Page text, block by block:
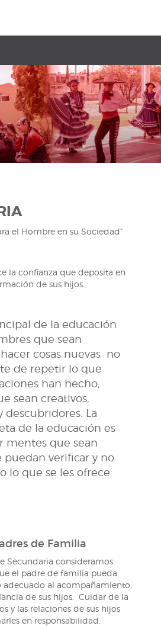
el Hombre en su Sociedad”
la confianza que deposita en
de sus hijos.
de la educación
que sean
cosas nuevas no
de repetir lo que
han hecho;
sean creativos,
descubridores. La
de la educación es
mentes que sean
puedan verificar y no
lo que se les ofrece.
de Familia
Secundaria consideramos
el padre de familia pueda
al acompañamiento,
de sus hijos. Cuidar de la
y las relaciones de sus hijos
en responsabilidad.